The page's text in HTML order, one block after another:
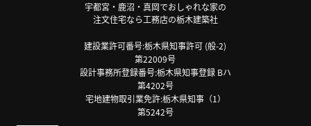
宇都宮・鹿沼・真岡でおしゃれな家の
注文住宅なら工務店の栃木建築社
建設業許可番号:栃木県知事許可 (般-2)
第22009号
設計事務所登録番号:栃木県知事登録 Bハ
第4202号
宅地建物取引業免許:栃木県知事（1）
第5242号